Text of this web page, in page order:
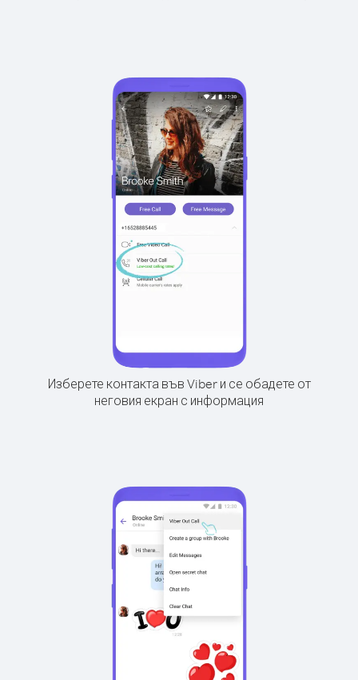
Изберете контакта във Viber и се обадете от
неговия екран с информация